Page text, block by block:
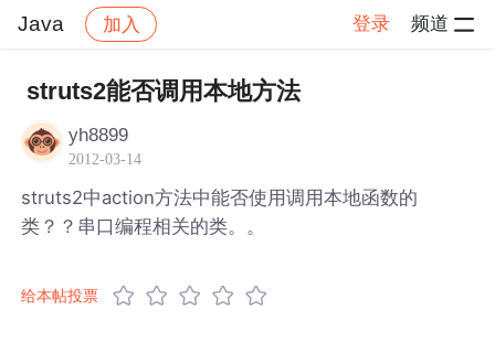
Java 加入 登录 频道
社区 Java 帖子详情
struts2能否调用本地方法
yh8899
2012-03-14
struts2中action方法中能否使用调用本地函数的
类？？串口编程相关的类。。
给本帖投票